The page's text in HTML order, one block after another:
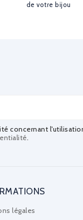
de votre bijou
concernant
.
légales